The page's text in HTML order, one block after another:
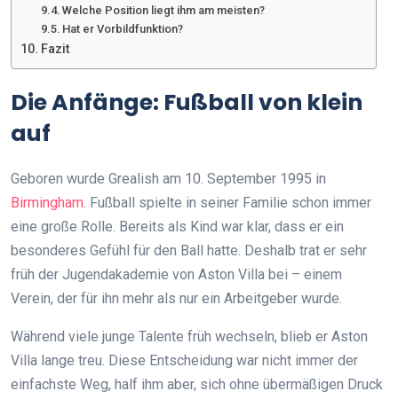
Welche Position liegt ihm am meisten?
Hat er Vorbildfunktion?
Fazit
Die Anfänge: Fußball von klein
auf
Geboren wurde Grealish am 10. September 1995 in
Birmingham. Fußball spielte in seiner Familie schon immer
eine große Rolle. Bereits als Kind war klar, dass er ein
besonderes Gefühl für den Ball hatte. Deshalb trat er sehr
früh der Jugendakademie von Aston Villa bei – einem
Verein, der für ihn mehr als nur ein Arbeitgeber wurde.
Während viele junge Talente früh wechseln, blieb er Aston
Villa lange treu. Diese Entscheidung war nicht immer der
einfachste Weg, half ihm aber, sich ohne übermäßigen Druck